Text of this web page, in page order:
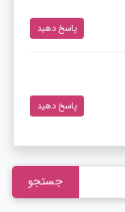
پاسخ دهید
پاسخ دهید
جستجو